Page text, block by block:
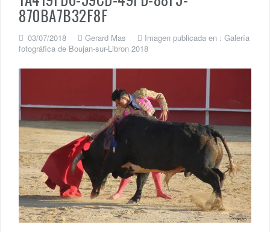
870BA7B32F8F
03/07/2018 Gerard Mas Imagen publicada en : Galería
fotográfica de Boujan-sur-Libron 2018